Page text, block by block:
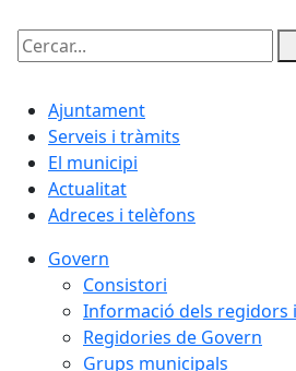
Cercar:
Ajuntament
Serveis i tràmits
El municipi
Actualitat
Adreces i telèfons
Govern
Consistori
Informació dels regidors
Regidories de Govern
Grups municipals